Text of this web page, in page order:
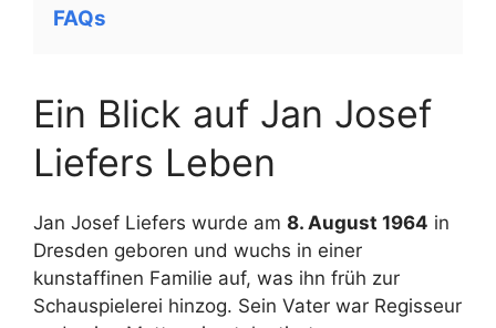
FAQs
Ein Blick auf Jan Josef
Liefers Leben
Jan Josef Liefers wurde am 8. August 1964 in
Dresden geboren und wuchs in einer
kunstaffinen Familie auf, was ihn früh zur
Schauspielerei hinzog. Sein Vater war Regisseur